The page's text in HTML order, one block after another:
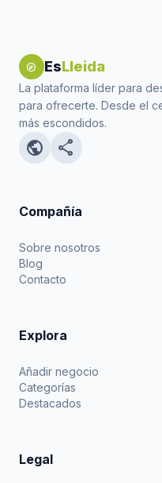
explore EsLleida
La plataforma líder para
para ofrecerte. Desde el
más escondidos.
public share
Compañía
Sobre nosotros
Blog
Contacto
Explora
Añadir negocio
Categorías
Destacados
Legal